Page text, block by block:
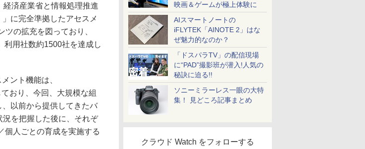
映画＆ゲームが極上体験に
AIスマートノートの
iFLYTEK「AINOTE 2」はな
ぜ魅力的なのか？
「ドスパラTV」の配信現場
に“PAD”撮影班が潜入!人気の
秘訣に迫る!!
ソニーミラーレス一眼の大特
集！ 見どころ記事まとめ
クラウド Watch をフォローする
済産業省と情報処理推進
に完全準拠したアセスメ
の拡充を図っており、
利用社数約1500社を達成し
ント機能は、
おり、今回、大規模な組
以前から提供してきたバ
を把握した後に、それぞ
個人ごとの育成を実施する